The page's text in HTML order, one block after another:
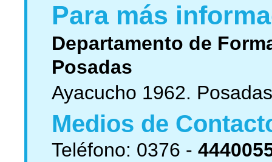
Para más
Departamento de
Posadas
Ayacucho 1962.
Medios de
Teléfono: 0376 -